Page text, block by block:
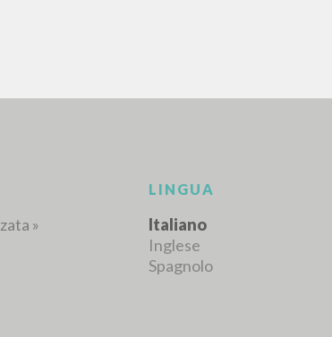
LINGUA